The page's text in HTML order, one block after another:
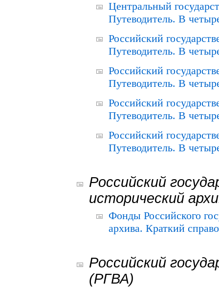
Центральный
Путеводитель. В
Российский
Путеводитель. В
Российский
Путеводитель. В
Российский
Путеводитель. В
Российский
Путеводитель. В
Российский
исторический
Фонды Российского
архива. Краткий
Российский
(РГВА)